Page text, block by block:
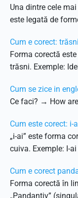
Una dintre cele
este legată de
Cum e corect:
Forma corectă
trăsni. Exemple:
Cum se zice in
Ce faci? → How
Cum este corect: i-
„i-ai” este forma
cuiva. Exemple: I-
Cum e corect
Forma corectă în
„Pandantiv”